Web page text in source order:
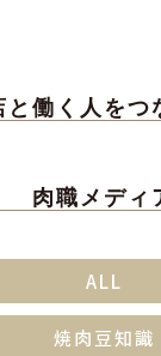
と働く人をつ
肉職メディ
ALL
焼肉豆知識